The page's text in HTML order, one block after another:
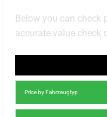
Below you can check
accurate value check
Price by Fahrzeugtyp